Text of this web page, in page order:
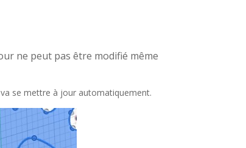
ne peut pas être modifié même
se mettre à jour automatiquement.